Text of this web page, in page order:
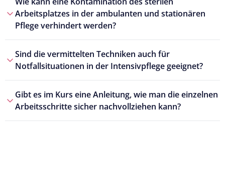
Arbeitsplatzes in der ambulanten und stationären
Pflege verhindert werden?
Sind die vermittelten Techniken auch für
Notfallsituationen in der Intensivpflege geeignet?
Gibt es im Kurs eine Anleitung, wie man die einzelnen
Arbeitsschritte sicher nachvollziehen kann?